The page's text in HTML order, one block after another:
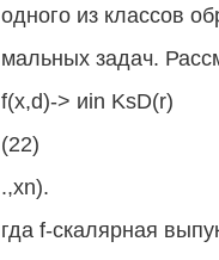
одного из классов
мальных задач.
f(x,d)-> иin KsD(r)
(22)
.,xn).
гда f-скалярная